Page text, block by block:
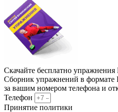
Скачайте бесплатно упражнения
Сборник упражнений в формате
за вашим номером телефона и
Телефон
Принятие политики